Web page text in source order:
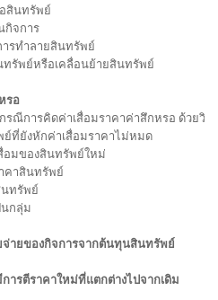
สินทรัพย์
กิจการ
รทำลายสินทรัพย์
ทรัพย์หรือเคลื่อนย้ายสินทรัพย์
รอ
ณีการคิดค่าเสื่อมราคาค่าสึกหรอ ด้วยวิธี
ที่ยังหักค่าเสื่อมราคาไม่หมด
อมของสินทรัพย์ใหม่
คาสินทรัพย์
ทรัพย์
นกลุ่ม
ายของกิจการจากต้นทุนสินทรัพย์
รตีราคาใหม่ที่แตกต่างไปจากเดิม